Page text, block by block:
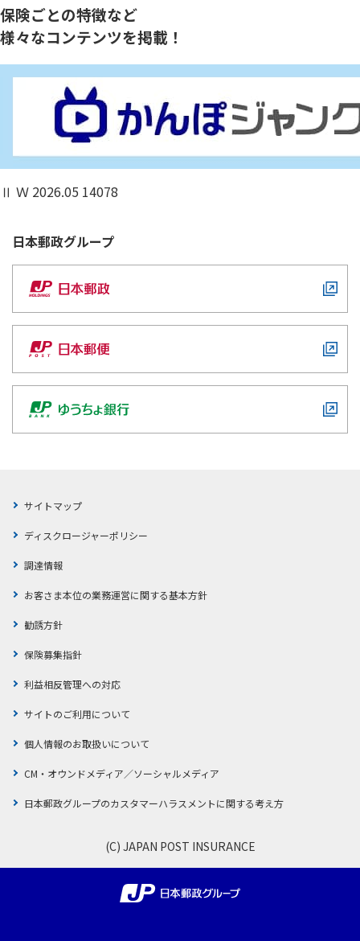
保険ごとの特徴など
様々なコンテンツを掲載！
Ⅱ Ｗ 2026.05 14078
日本郵政グループ
サイトマップ
ディスクロージャーポリシー
調達情報
お客さま本位の業務運営に関する基本方針
勧誘方針
保険募集指針
利益相反管理への対応
サイトのご利用について
個人情報のお取扱いについて
CM・オウンドメディア／ソーシャルメディア
日本郵政グループのカスタマーハラスメントに関する考え方
(C) JAPAN POST INSURANCE